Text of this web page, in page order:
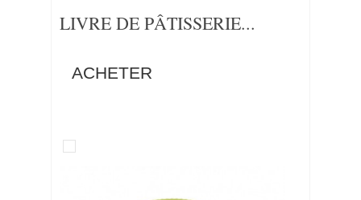
LIVRE DE PÂTISSERIE...
ACHETER